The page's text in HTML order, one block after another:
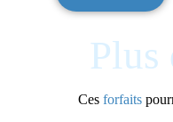
Ces forfaits
Plus